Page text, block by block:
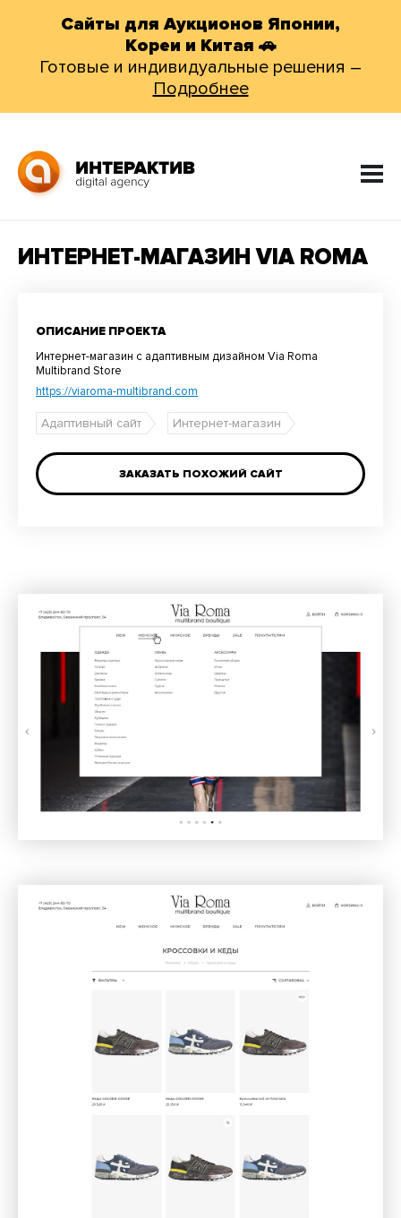
Сайты для Аукционов Японии,
Кореи и Китая 🚗
Готовые и индивидуальные решения –
Подробнее
ИНТЕРНЕТ-МАГАЗИН VIA ROMA
ОПИСАНИЕ ПРОЕКТА
Интернет-магазин с адаптивным дизайном Via Roma
Multibrand Store
https://viaroma-multibrand.com
Адаптивный сайт Интернет-магазин
ЗАКАЗАТЬ ПОХОЖИЙ САЙТ